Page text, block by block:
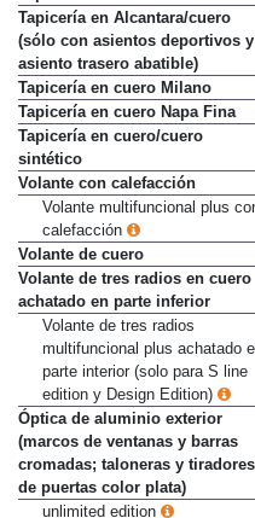
Tapicería de tela Index
Tapicería en Alcantara/cuero
(sólo con asientos deportivos y
asiento trasero abatible)
Tapicería en cuero Milano
Tapicería en cuero Napa Fina
Tapicería en cuero/cuero
sintético
Volante con calefacción
Volante multifuncional plus con
calefacción
Volante de cuero
Volante de tres radios en cuero
achatado en parte inferior
Volante de tres radios
multifuncional plus achatado en
parte interior (solo para S line
edition y Design Edition)
Óptica de aluminio exterior
(marcos de ventanas y barras
cromadas; taloneras y tiradores
de puertas color plata)